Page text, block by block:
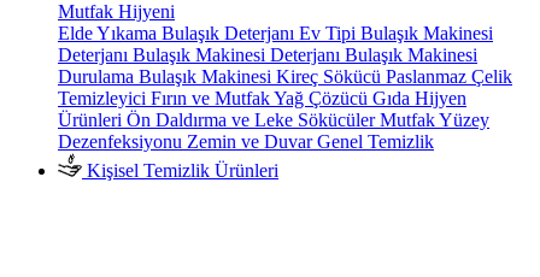
Mutfak Hijyeni
Elde Yıkama Bulaşık Deterjanı Ev Tipi Bulaşık Makinesi
Deterjanı Bulaşık Makinesi Deterjanı Bulaşık Makinesi
Durulama Bulaşık Makinesi Kireç Sökücü Paslanmaz Çelik
Temizleyici Fırın ve Mutfak Yağ Çözücü Gıda Hijyen
Ürünleri Ön Daldırma ve Leke SökücülerMutfak Yüzey
Dezenfeksiyonu Zemin ve Duvar Genel Temizlik
Kişisel Temizlik Ürünleri